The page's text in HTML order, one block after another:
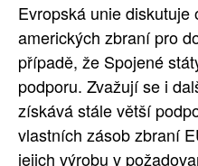
SOCIÁLNÍ SÍTĚ
RUBRIKY
PLNÁ VERZE STRÁNEK
Evropská unie diskutuje
amerických zbraní pro
případě, že Spojené
podporu. Zvažují se i
získává stále větší
vlastních zásob zbraní
jejich výrobu v